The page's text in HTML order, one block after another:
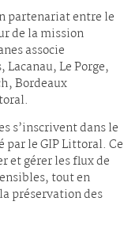
partenariat entre le
de la mission
associe
Le Porge,
Bordeaux
s’inscrivent dans le
par le GIP Littoral. Ce
et gérer les flux de
tout en
préservation des